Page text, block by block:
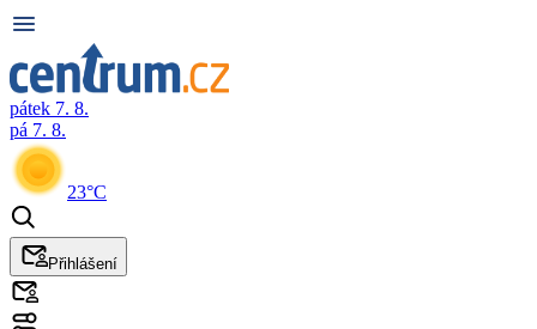
pátek 7. 8.
pá 7. 8.
23°C
Přihlášení